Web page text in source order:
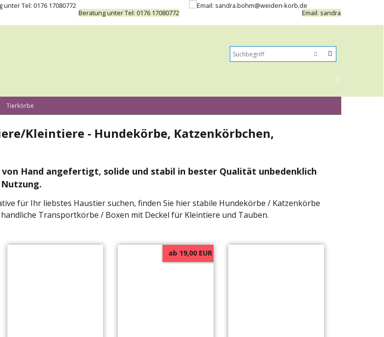
Beratung unter Tel: 0176 17080772 Email:
Tierkörbe
Kleintiere - Hundekörbe, Katzenkörbchen,
von Hand angefertigt, solide und stabil in bester Qualität unbedenklich
für Ihr liebstes Haustier suchen, finden Sie hier stabile Hundekörbe / Katzenkörbe
Transportkörbe / Boxen mit Deckel für Kleintiere und Tauben.
ab 19,00 EUR